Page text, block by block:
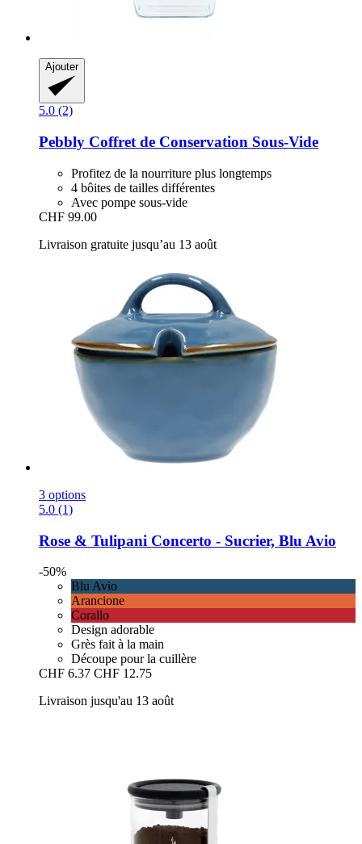
Ajouter
5.0 (2)
Pebbly Coffret de Conservation Sous-​Vide
Profitez de la nourriture plus longtemps
4 bôites de tailles différentes
Avec pompe sous-vide
CHF 99.00
Livraison gratuite jusqu’au 13 août
3 options
5.0 (1)
Rose & Tulipani Concerto -​ Sucrier, Blu Avio
-50%
Blu Avio
Arancione
Corallo
Design adorable
Grès fait à la main
Découpe pour la cuillère
CHF 6.37 CHF 12.75
Livraison jusqu'au 13 août